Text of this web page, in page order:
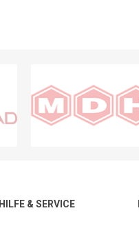
HILFE & SERVICE